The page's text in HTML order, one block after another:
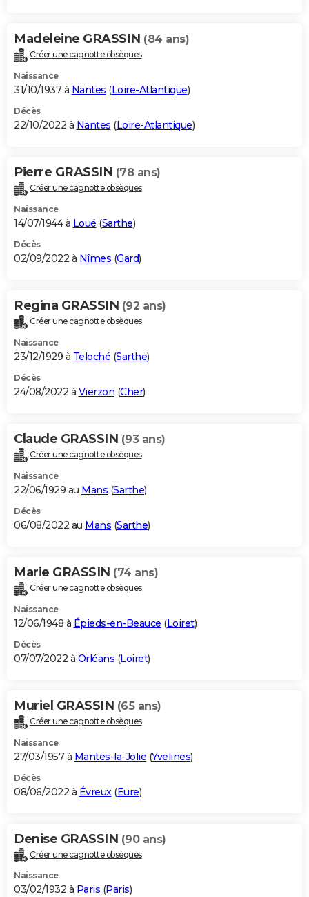
Madeleine GRASSIN (84 ans)
Créer une cagnotte obsèques
Naissance
31/10/1937 à Nantes (Loire-Atlantique)
Décès
22/10/2022 à Nantes (Loire-Atlantique)
Pierre GRASSIN (78 ans)
Créer une cagnotte obsèques
Naissance
14/07/1944 à Loué (Sarthe)
Décès
02/09/2022 à Nîmes (Gard)
Regina GRASSIN (92 ans)
Créer une cagnotte obsèques
Naissance
23/12/1929 à Teloché (Sarthe)
Décès
24/08/2022 à Vierzon (Cher)
Claude GRASSIN (93 ans)
Créer une cagnotte obsèques
Naissance
22/06/1929 au Mans (Sarthe)
Décès
06/08/2022 au Mans (Sarthe)
Marie GRASSIN (74 ans)
Créer une cagnotte obsèques
Naissance
12/06/1948 à Épieds-en-Beauce (Loiret)
Décès
07/07/2022 à Orléans (Loiret)
Muriel GRASSIN (65 ans)
Créer une cagnotte obsèques
Naissance
27/03/1957 à Mantes-la-Jolie (Yvelines)
Décès
08/06/2022 à Évreux (Eure)
Denise GRASSIN (90 ans)
Créer une cagnotte obsèques
Naissance
03/02/1932 à Paris (Paris)